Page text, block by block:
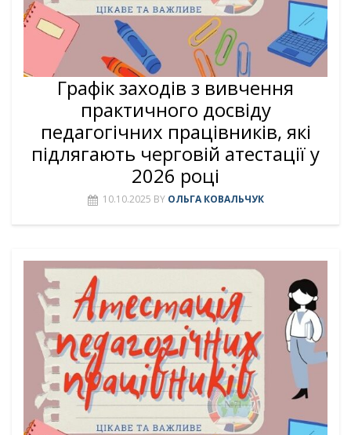
Графік заходів з вивчення
практичного досвіду
педагогічних працівників, які
підлягають черговій атестації у
2026 році
10.10.2025 BY ОЛЬГА КОВАЛЬЧУК